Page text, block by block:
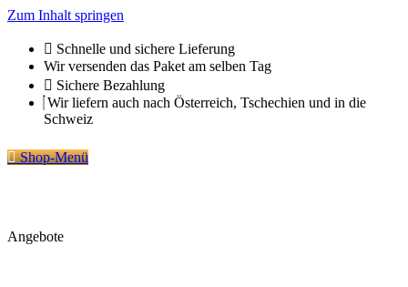
Zum Inhalt springen
Schnelle und sichere Lieferung
Wir versenden das Paket am selben Tag
Sichere Bezahlung
Wir liefern auch nach Österreich, Tschechien und in die
Schweiz
Shop-Menü
Angebote